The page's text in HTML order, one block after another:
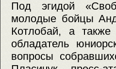
Под эгидой
молодые бойцы
Котлобай, а
обладатель
вопросы